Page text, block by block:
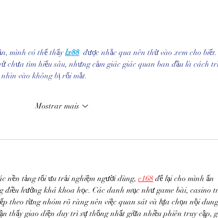
mình có thể thấy lx88 được nhắc qua nên thử vào xem cho biết.
chưa tìm hiểu sâu, nhưng cảm giác giác quan ban đầu là cách
vào không bị rối mắt.
Mostrar mais
nền tảng tối ưu trải nghiệm người dùng, c168 để lại cho mình ấn
điều hướng khá khoa học. Các danh mục như game bài, casino
theo từng nhóm rõ ràng nên việc quan sát và lựa chọn nội
thấy giao diện duy trì sự thống nhất giữa nhiều phiên truy cập,